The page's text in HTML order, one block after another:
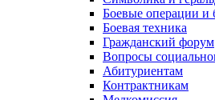
Боевые операции и
Боевая техника
Гражданский форум
Вопросы
Абитуриентам
Контрактникам